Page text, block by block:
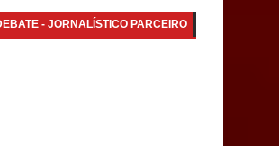
- JORNALÍSTICO PARCEIRO